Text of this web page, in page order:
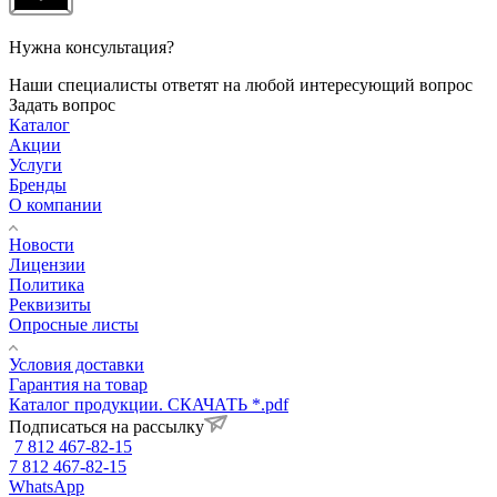
Нужна консультация?
Наши специалисты ответят на любой интересующий вопрос
Задать вопрос
Каталог
Акции
Услуги
Бренды
О компании
Новости
Лицензии
Политика
Реквизиты
Опросные листы
Условия доставки
Гарантия на товар
Каталог продукции. СКАЧАТЬ *.pdf
Подписаться на рассылку
7 812 467-82-15
7 812 467-82-15
WhatsApp